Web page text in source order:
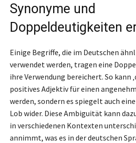
Synonyme und
Doppeldeutigkeiten
Einige Begriffe, die im Deutschen
verwendet werden, tragen eine
ihre Verwendung bereichert. So kann
positives Adjektiv für einen
werden, sondern es spiegelt auch
Lob wider. Diese Ambiguität kann
in verschiedenen Kontexten
annimmt, was es in der deutschen